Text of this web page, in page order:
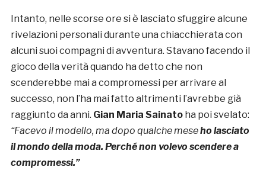
Intanto, nelle scorse ore si è lasciato sfuggire alcune
rivelazioni personali durante una chiacchierata con
alcuni suoi compagni di avventura. Stavano facendo il
gioco della verità quando ha detto che non
scenderebbe mai a compromessi per arrivare al
successo, non l’ha mai fatto altrimenti l’avrebbe già
raggiunto da anni. Gian Maria Sainato ha poi svelato:
“Facevo il modello, ma dopo qualche meseho lasciato
il mondo della moda. Perché non volevo scendere a
compromessi.”